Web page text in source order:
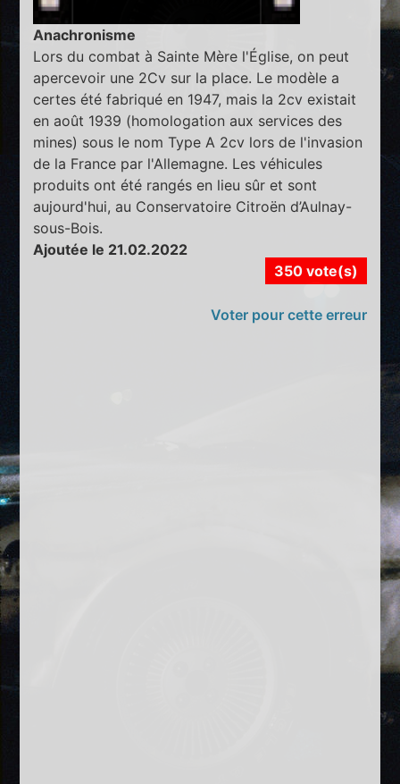
Anachronisme
Lors du combat à Sainte Mère l'Église, on peut
apercevoir une 2Cv sur la place. Le modèle a
certes été fabriqué en 1947, mais la 2cv existait
en août 1939 (homologation aux services des
mines) sous le nom Type A 2cv lors de l'invasion
de la France par l'Allemagne. Les véhicules
produits ont été rangés en lieu sûr et sont
aujourd'hui, au Conservatoire Citroën d’Aulnay-
sous-Bois.
Ajoutée le 21.02.2022
350 vote(s)
Voter pour cette erreur